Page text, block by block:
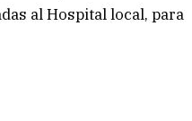
al Hospital local, para